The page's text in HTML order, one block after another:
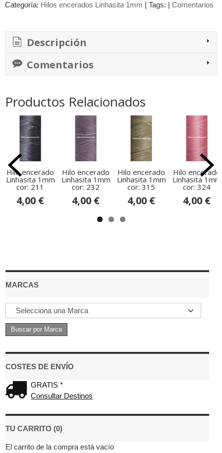
MARCAS
COSTES DE ENVÍO
GRATIS *
Consultar Destinos
TU CARRITO (0)
El carrito de la compra está vacío
Categoría: Hilos encerados Linhasita 1mm | Tags: | Comentarios
Descripción
Comentarios
Productos Relacionados
Hilo encerado
Linhasita 1mm
cor: 211
4,00 €
Hilo encerado
Linhasita 1mm
cor: 232
4,00 €
Hilo encerado
Linhasita 1mm
cor: 315
4,00 €
Hilo encerado
Linhasita 1mm
cor: 324
4,00 €